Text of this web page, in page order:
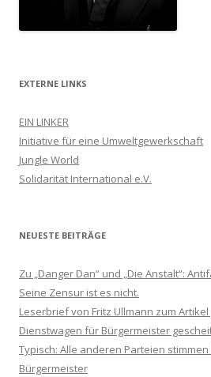
EXTERNE LINKS
EIN LINKER
Initiative für eine Umweltgewerkschaft
Jungle World
Solidarität International e.V.
NEUESTE BEITRÄGE
Zu „Danger Dan“ und „Die Anstalt“:
Seine Zensur ist es nicht.
Leserbrief von Fritz Ullmann zum Artikel
Dienstwagen für Bürgermeister
Typisch: Alle anderen Parteien
Bürgermeister